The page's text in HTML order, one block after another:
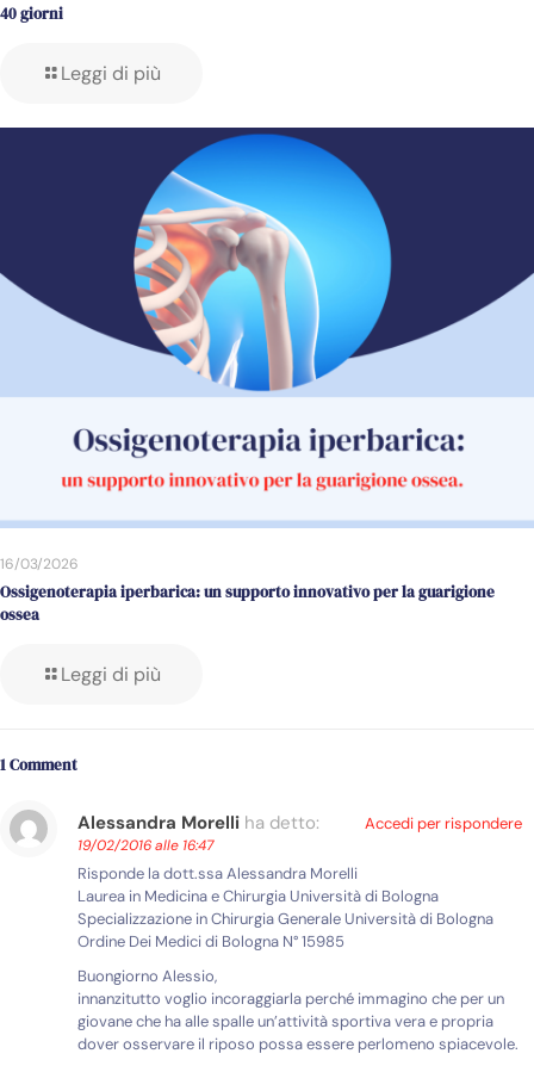
40 giorni
Leggi di più
16/03/2026
Ossigenoterapia iperbarica: un supporto innovativo per la guarigione
ossea
Leggi di più
1 Comment
Alessandra Morelli ha detto:
19/02/2016 alle 16:47
Risponde la dott.ssa Alessandra Morelli
Laurea in Medicina e Chirurgia Università di Bologna
Specializzazione in Chirurgia Generale Università di Bologna
Ordine Dei Medici di Bologna N° 15985
Buongiorno Alessio,
innanzitutto voglio incoraggiarla perché immagino che per un
giovane che ha alle spalle un’attività sportiva vera e propria
dover osservare il riposo possa essere perlomeno spiacevole.
Accedi per rispondere